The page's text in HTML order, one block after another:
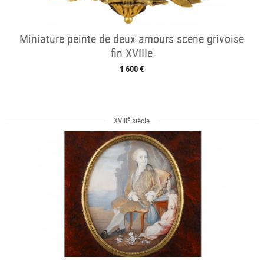
Miniature peinte de deux amours scene grivoise
fin XVIIIe
1 600 €
XVIIIe siècle